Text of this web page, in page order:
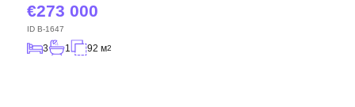
273 000
ID B-1647
3 1 92 м2